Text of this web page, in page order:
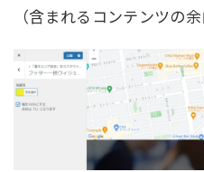
（含まれるコンテンツの